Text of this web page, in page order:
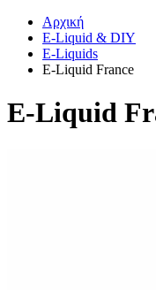
Αρχική
E-Liquid & DIY
E-Liquids
E-Liquid France
E-Liquid